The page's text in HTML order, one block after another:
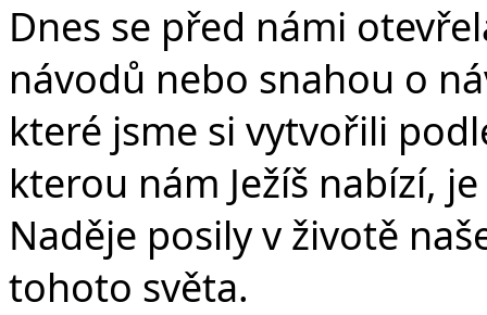
Dnes se před námi
návodů nebo snahou o
které jsme si vytvořili
kterou nám Ježíš nabízí,
Naděje posily v životě
tohoto světa.